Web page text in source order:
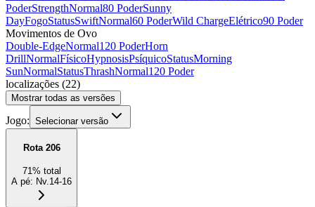
PoderStrengthNormal80 PoderSunny
DayFogoStatusSwiftNormal60 PoderWild ChargeElétrico90 Poder
Movimentos de Ovo
Double-EdgeNormal120 PoderHorn
DrillNormalFísicoHypnosisPsíquicoStatusMorning
SunNormalStatusThrashNormal120 Poder
localizações (22)
Mostrar todas as versões
Jogo: Selecionar versão
Rota 206
71% total
A pé: Nv.14-16